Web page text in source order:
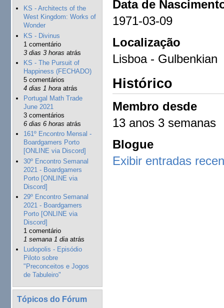
KS - Architects of the
West Kingdom: Works of
Wonder
KS - Divinus
1 comentário
3 dias 3 horas atrás
KS - The Pursuit of
Happiness (FECHADO)
5 comentários
4 dias 1 horaatrás
Portugal Math Trade
June 2021
3 comentários
6 dias 6 horas atrás
161º Encontro Mensal -
Boardgamers Porto
[ONLINE via Discord]
30º Encontro Semanal
2021 - Boardgamers
Porto [ONLINE via
Discord]
29º Encontro Semanal
2021 - Boardgamers
Porto [ONLINE via
Discord]
1 comentário
1 semana 1 diaatrás
Ludopolis - Episódio
Piloto sobre
"Preconceitos e Jogos
de Tabuleiro"
Tópicos do Fórum
Data de
1971-03-09
Localização
Lisboa - Gulbenkian
Histórico
Membro desde
13 anos 3 semanas
Blogue
Exibir entradas